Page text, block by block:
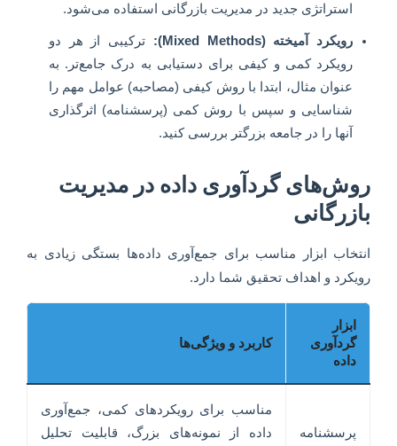
استراتژی جدید در مدیریت بازرگانی استفاده می‌شود.
رویکرد آمیخته (Mixed Methods):
ترکیبی از هر دو
رویکرد کمی و کیفی برای دستیابی به درک جامع‌تر. به
عنوان مثال، ابتدا با روش کیفی (مصاحبه) عوامل مهم را
شناسایی و سپس با روش کمی (پرسشنامه) اثرگذاری
آنها را در جامعه بزرگتر بررسی کنید.
روش‌های گردآوری داده در مدیریت
بازرگانی
انتخاب ابزار مناسب برای جمع‌آوری داده‌ها بستگی زیادی به
رویکرد و اهداف تحقیق شما دارد.
ابزار
گردآوری
داده
کاربرد و ویژگی‌ها
پرسشنامه
مناسب برای رویکردهای کمی، جمع‌آوری
داده از نمونه‌های بزرگ، قابلیت تحلیل